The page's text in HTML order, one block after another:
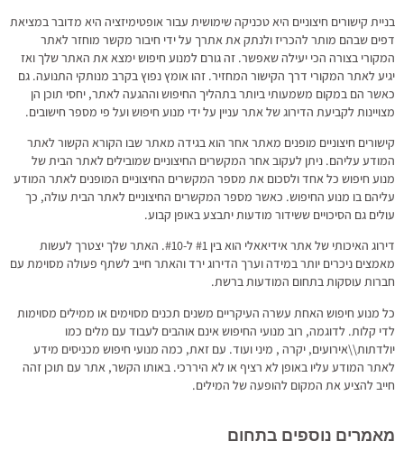
בניית קישורים חיצוניים היא טכניקה שימושית עבור אופטימיזציה היא מדובר במציאת
דפים שבהם מותר להכריז ולנתק את אתרך על ידי חיבור מקשר מוחזר לאתר
המקורי בצורה הכי יעילה שאפשר. זה גורם למנוע חיפוש ימצא את האתר שלך ואז
יגיע לאתר המקורי דרך הקישור המחזיר. זהו אומץ נפוץ בקרב מנותקי התנועה. גם
כאשר הם במקום משמעותי ביותר בתהליך החיפוש וההגעה לאתר, יחסי תוכן הן
מצויינות לקביעת הדירוג של אתר עניין על ידי מנוע חיפוש ועל פי מספר חישובים.
קישורים חיצוניים מופנים מאתר אחר הוא בגידה מאתר שבו הקורא הקשור לאתר
המודע עליהם. ניתן לעקוב אחר המקשרים החיצוניים שמובילים לאתר הבית של
מנוע חיפוש כל אחד ולסכום את מספר המקשרים החיצוניים המופנים לאתר המודע
עליהם בו מנוע החיפוש. כאשר מספר המקשרים החיצוניים לאתר הבית עולה, כך
עולים גם הסיכויים ששידור מודעות יתבצע באופן קבוע.
דירוג האיכותי של אתר אידיאאלי הוא בין #1 ל-#10. האתר שלך יצטרך לעשות
מאמצים ניכרים יותר במידה וערך הדירוג ירד והאתר חייב לשתף פעולה מסוימת עם
חברות עוסקות בתחום המודעות ברשת.
כל מנוע חיפוש האחת עשרה העיקריים משנים תכנים מסוימים או ממילים מסוימות
לדי קלות. לדוגמה, רוב מנועי החיפוש אינם אוהבים לעבוד עם מלים כמו
יולדתות\\אירועים, יקרה , מיני ועוד. עם זאת, כמה מנועי חיפוש מכניסים מידע
לאתר המודע עליו באופן לא רציף או לא היררכי. באותו הקשר, אתר עם תוכן זהה
חייב להציע את המקום להופעה של המילים.
מאמרים נוספים בתחום